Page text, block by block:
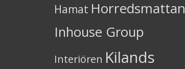
Hamat Horredsmattan
Inhouse Group
Interiören Kilands